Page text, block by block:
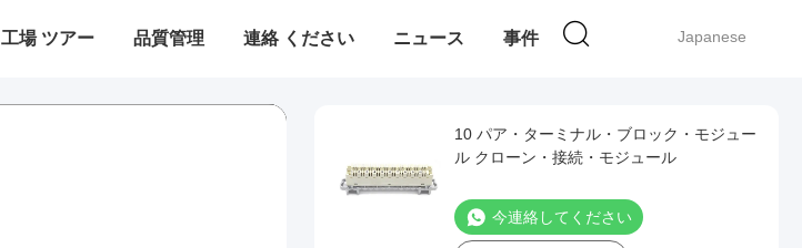
Japanese
工場 ツアー 品質管理 連絡 ください ニュース 事件
10 パア・ターミナル・ブロック・モジュー
ル クローン・接続・モジュール
今連絡してください